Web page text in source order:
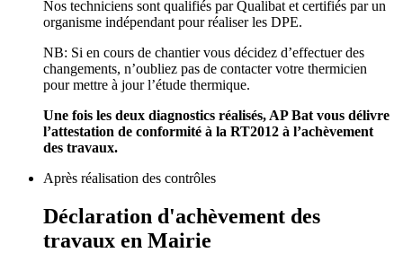
Nos techniciens sont qualifiés par Qualibat et certifiés par un
organisme indépendant pour réaliser les DPE.
NB: Si en cours de chantier vous décidez d’effectuer des
changements, n’oubliez pas de contacter votre thermicien
pour mettre à jour l’étude thermique.
Une fois les deux diagnostics réalisés, AP Bat vous délivre
l’attestation de conformité à la RT2012 à l’achèvement
des travaux.
Après réalisation des contrôles
Déclaration d'achèvement des
travaux en Mairie